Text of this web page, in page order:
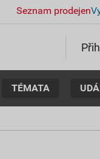
Seznam prodejen
TÉMATA